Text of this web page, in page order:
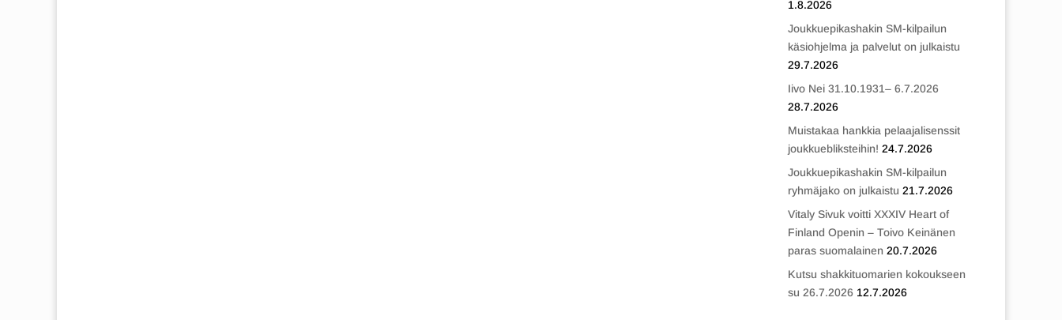
1.8.2026
Joukkuepikashakin SM-kilpailun
käsiohjelma ja palvelut on julkaistu
29.7.2026
Iivo Nei 31.10.1931– 6.7.2026
28.7.2026
Muistakaa hankkia pelaajalisenssit
joukkuebliksteihin! 24.7.2026
Joukkuepikashakin SM-kilpailun
ryhmäjako on julkaistu 21.7.2026
Vitaly Sivuk voitti XXXIV Heart of
Finland Openin – Toivo Keinänen
paras suomalainen 20.7.2026
Kutsu shakkituomarien kokoukseen
su 26.7.2026 12.7.2026